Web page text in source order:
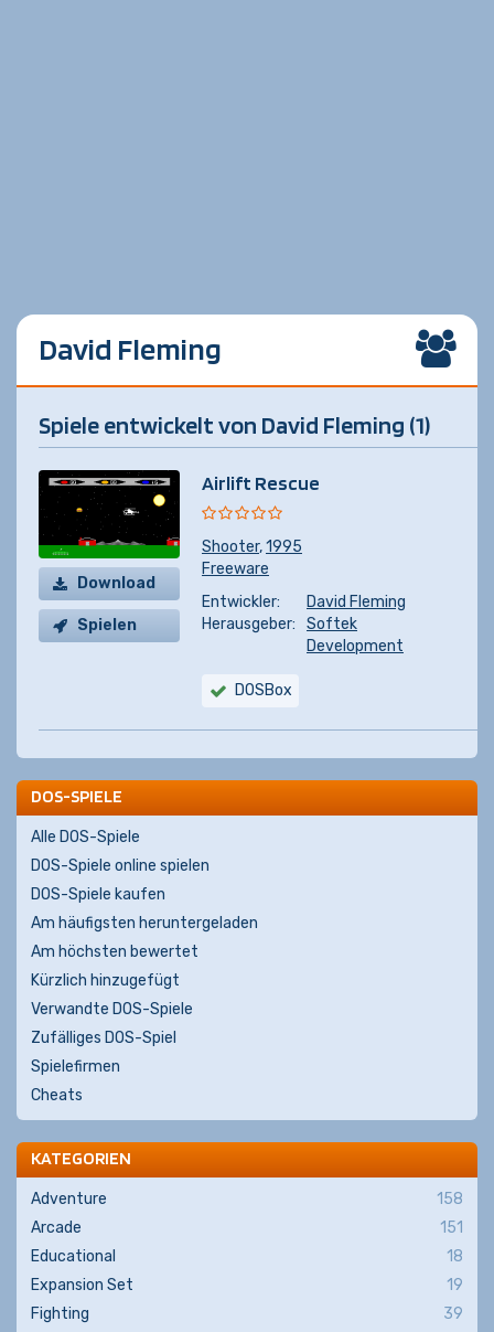
David Fleming
Spiele entwickelt von David Fleming (1)
Download
Spielen
Airlift Rescue
Shooter,1995
Freeware
Entwickler:
David Fleming
Herausgeber:
Softek
Development
DOSBox
DOS-SPIELE
Alle DOS-Spiele
DOS-Spiele online spielen
DOS-Spiele kaufen
Am häufigsten heruntergeladen
Am höchsten bewertet
Kürzlich hinzugefügt
Verwandte DOS-Spiele
Zufälliges DOS-Spiel
Spielefirmen
Cheats
KATEGORIEN
Adventure
158
Arcade
151
Educational
18
Expansion Set
19
Fighting
39